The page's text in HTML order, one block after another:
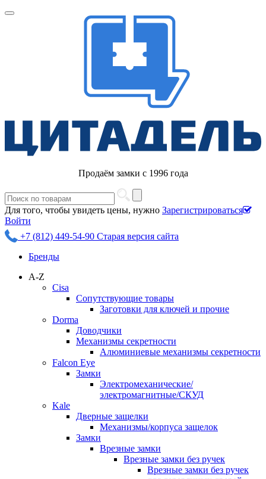
Продаём замки с 1996 года
Для того, чтобы увидеть цены, нужно Зарегистрироваться
Войти
+7 (812) 449-54-90 Старая версия сайта
Бренды
A-Z
Cisa
Сопутствующие товары
Заготовки для ключей и прочие
Dorma
Доводчики
Механизмы секретности
Алюминиевые механизмы секретности
Falcon Eye
Замки
Электромеханические/
электромагнитные/СКУД
Kale
Дверные защелки
Механизмы/корпуса защелок
Замки
Врезные замки
Врезные замки без ручек
Врезные замки без ручек